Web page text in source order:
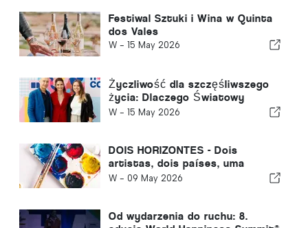
Festiwal Sztuki i Wina w Quinta
dos Vales
W - 15 May 2026
Życzliwość dla szczęśliwszego
życia: Dlaczego Światowy
Szczyt Szczęścia wybrał
W - 15 May 2026
DOIS HORIZONTES - Dois
artistas, dois países, uma
obsessão comum
W - 09 May 2026
Od wydarzenia do ruchu: 8.